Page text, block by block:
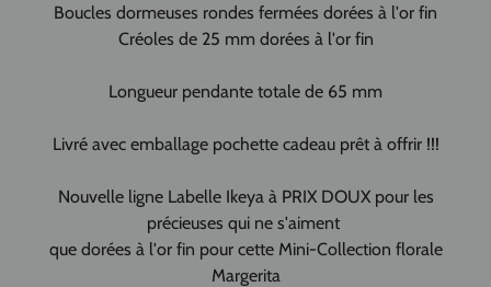
Boucles dormeuses rondes fermées dorées à l'or fin
Créoles de 25 mm dorées à l'or fin
Longueur pendante totale de 65 mm
Livré avec emballage pochette cadeau prêt à offrir !!!
Nouvelle ligne Labelle Ikeya à PRIX DOUX pour les
précieuses qui ne s'aiment
que dorées à l'or fin pour cette Mini-Collection florale
Margerita